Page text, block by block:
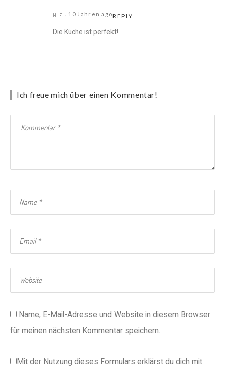
MIE 10 Jahren agoREPLY
Die Küche ist perfekt!
Ich freue mich über einen Kommentar!
Name, E-Mail-Adresse und Website in diesem Browser
für meinen nächsten Kommentar speichern.
Mit der Nutzung dieses Formulars erklärst du dich mit